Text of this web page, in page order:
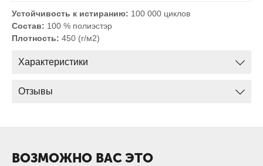
Устойчивость к истиранию: 100 000 циклов
Состав: 100 % полиэстэр
Плотность: 450 (г/м2)
Характеристики
Отзывы
ВОЗМОЖНО ВАС ЭТО